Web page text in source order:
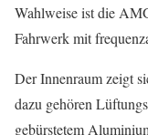
Wahlweise ist die
Fahrwerk mit
Der Innenraum zeigt
dazu gehören
gebürstetem